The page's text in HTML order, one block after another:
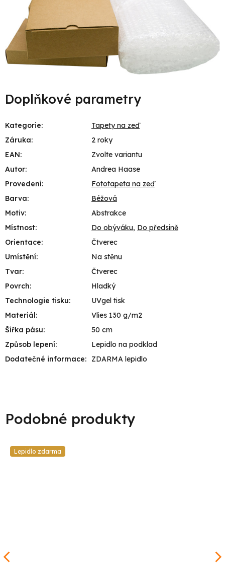
Doplňkové parametry
Kategorie:
Tapety na zeď
Záruka:
2 roky
EAN:
Zvolte variantu
Autor:
Andrea Haase
Provedení:
Fototapeta na zeď
Barva:
Béžová
Motiv:
Abstrakce
Místnost: Do obýváku, Do předsíně
Orientace:
Čtverec
Umístění:
Na stěnu
Tvar:
Čtverec
Povrch:
Hladký
Technologie tisku:
UVgel tisk
Materiál:
Vlies 130 g/m2
Šířka pásu:
50 cm
Způsob lepení:
Lepidlo na podklad
Dodatečné informace: ZDARMA lepidlo
Lepidlo zdarma